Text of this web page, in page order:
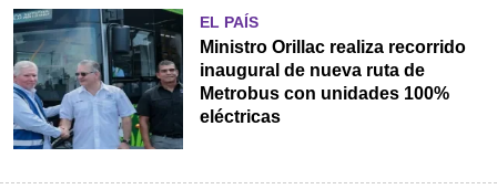
EL PAÍS
Ministro Orillac realiza recorrido
inaugural de nueva ruta de
Metrobus con unidades 100%
eléctricas